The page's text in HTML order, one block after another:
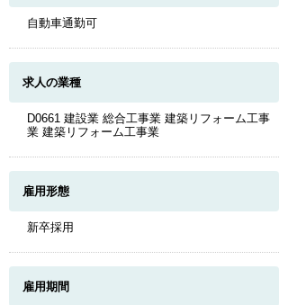
自動車通勤可
求人の業種
D0661 建設業 総合工事業 建築リフォーム工事
業 建築リフォーム工事業
雇用形態
新卒採用
雇用期間